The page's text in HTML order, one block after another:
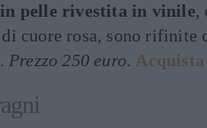
pelle rivestita in vinile,
cuore rosa, sono rifinite
Prezzo 250 euro.